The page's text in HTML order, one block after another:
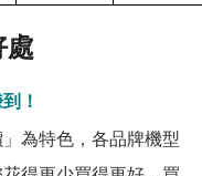
！
為特色，各品牌機型